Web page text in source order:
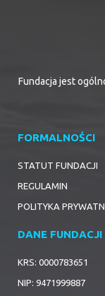
Fundacja jest
FORMALNOŚCI
STATUT FUNDACJI
REGULAMIN
POLITYKA
DANE FUNDACJI
KRS: 0000783651
NIP: 9471999887